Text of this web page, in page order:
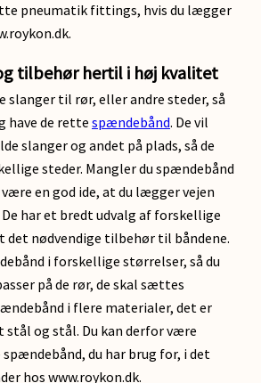
pneumatik fittings, hvis du lægger
tilbehør hertil i høj kvalitet
slanger til rør, eller andre steder, så
have de rette spændebånd. De vil
slanger og andet på plads, så de
steder. Mangler du spændebånd
en god ide, at du lægger vejen
De har et bredt udvalg af forskellige
det nødvendige tilbehør til båndene.
i forskellige størrelser, så du
på de rør, de skal sættes
i flere materialer, det er
og stål. Du kan derfor være
spændebånd, du har brug for, i det
hos www.roykon.dk.